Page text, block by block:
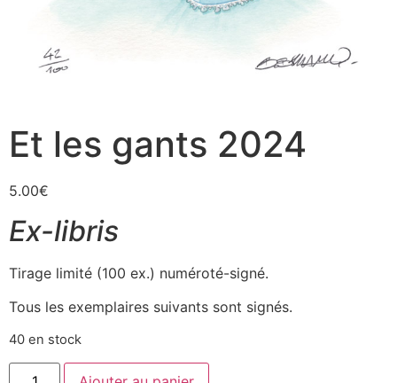
Et les gants 2024
5.00€
Ex-libris
Tirage limité (100 ex.) numéroté-signé.
Tous les exemplaires suivants sont signés.
40 en stock